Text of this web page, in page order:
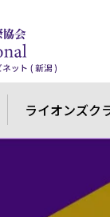
ライオンズク